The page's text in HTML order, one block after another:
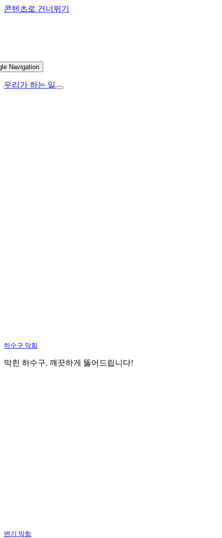
콘텐츠로 건너뛰기
Navigation
우리가 하는 일
하수구 막힘
막힌 하수구, 깨끗하게 뚫어드립니다!
변기 막힘